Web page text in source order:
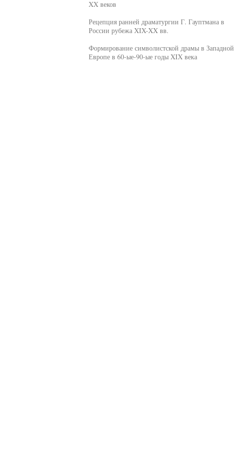
XX веков
Рецепция ранней драматургии Г. Гауптмана в
России рубежа XIX-XX вв.
Формирование символистской драмы в Западной
Европе в 60-ые-90-ые годы XIX века